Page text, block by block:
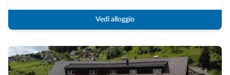
Vedi alloggio